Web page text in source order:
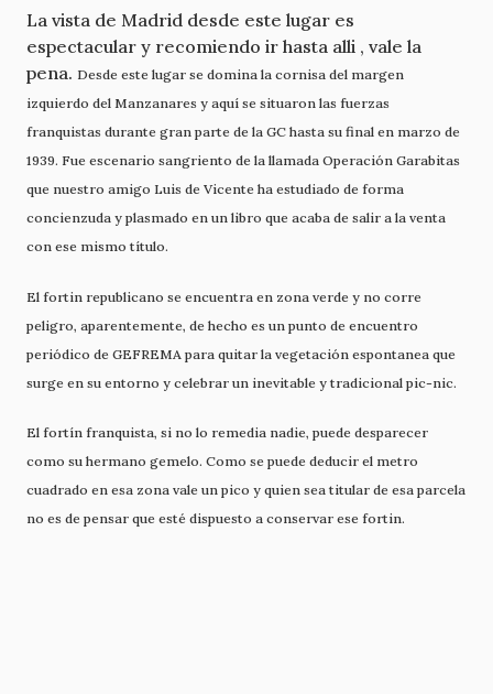
La vista de Madrid desde este lugar es
espectacular y recomiendo ir hasta alli , vale la
pena. Desde este lugar se domina la cornisa del margen
izquierdo del Manzanares y aquí se situaron las fuerzas
franquistas durante gran parte de la GC hasta su final en marzo de
1939. Fue escenario sangriento de la llamada Operación Garabitas
que nuestro amigo Luis de Vicente ha estudiado de forma
concienzuda y plasmado en un libro que acaba de salir a la venta
con ese mismo título.
El fortin republicano se encuentra en zona verde y no corre
peligro, aparentemente, de hecho es un punto de encuentro
periódico de GEFREMA para quitar la vegetación espontanea que
surge en su entorno y celebrar un inevitable y tradicional pic-nic.
El fortín franquista, si no lo remedia nadie, puede desparecer
como su hermano gemelo. Como se puede deducir el metro
cuadrado en esa zona vale un pico y quien sea titular de esa parcela
no es de pensar que esté dispuesto a conservar ese fortin.